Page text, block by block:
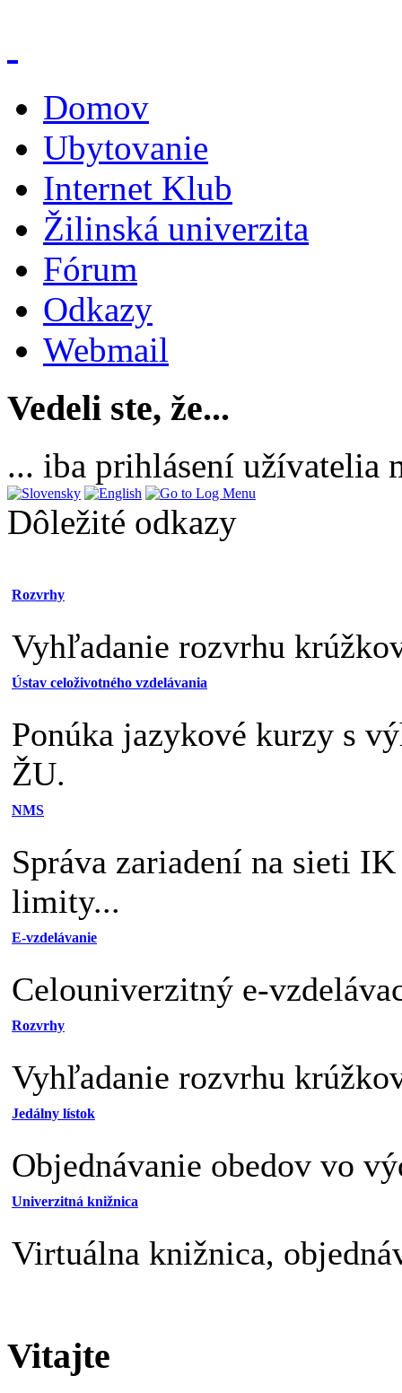
Domov
Ubytovanie
Internet Klub
Žilinská univerzita
Fórum
Odkazy
Webmail
Vedeli ste, že...
... iba prihlásení užívatelia
Dôležité odkazy
Rozvrhy
Vyhľadanie rozvrhu
Ústav celoživotného vzdelávania
Ponúka jazykové kurzy s
ŽU.
NMS
Správa zariadení na sieti
limity...
E-vzdelávanie
Celouniverzitný e-
Rozvrhy
Vyhľadanie rozvrhu
Jedálny lístok
Objednávanie obedov vo
Univerzitná knižnica
Virtuálna knižnica,
Vitajte